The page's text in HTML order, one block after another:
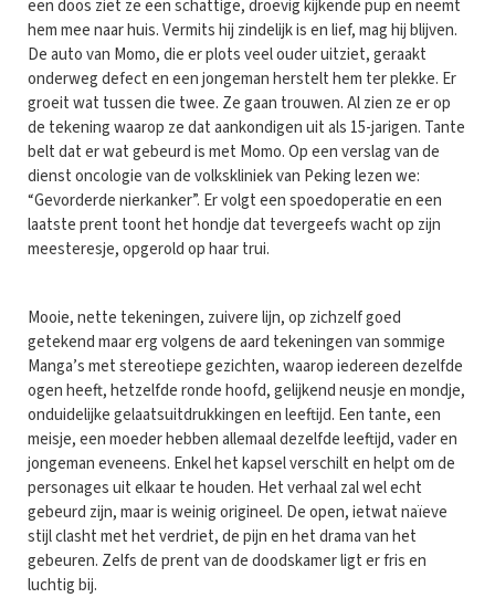
een doos ziet ze een schattige, droevig kijkende pup en neemt
hem mee naar huis. Vermits hij zindelijk is en lief, mag hij blijven.
De auto van Momo, die er plots veel ouder uitziet, geraakt
onderweg defect en een jongeman herstelt hem ter plekke. Er
groeit wat tussen die twee. Ze gaan trouwen. Al zien ze er op
de tekening waarop ze dat aankondigen uit als 15-jarigen. Tante
belt dat er wat gebeurd is met Momo. Op een verslag van de
dienst oncologie van de volkskliniek van Peking lezen we:
“Gevorderde nierkanker”. Er volgt een spoedoperatie en een
laatste prent toont het hondje dat tevergeefs wacht op zijn
meesteresje, opgerold op haar trui.
Mooie, nette tekeningen, zuivere lijn, op zichzelf goed
getekend maar erg volgens de aard tekeningen van sommige
Manga’s met stereotiepe gezichten, waarop iedereen dezelfde
ogen heeft, hetzelfde ronde hoofd, gelijkend neusje en mondje,
onduidelijke gelaatsuitdrukkingen en leeftijd. Een tante, een
meisje, een moeder hebben allemaal dezelfde leeftijd, vader en
jongeman eveneens. Enkel het kapsel verschilt en helpt om de
personages uit elkaar te houden. Het verhaal zal wel echt
gebeurd zijn, maar is weinig origineel. De open, ietwat naïeve
stijl clasht met het verdriet, de pijn en het drama van het
gebeuren. Zelfs de prent van de doodskamer ligt er fris en
luchtig bij.